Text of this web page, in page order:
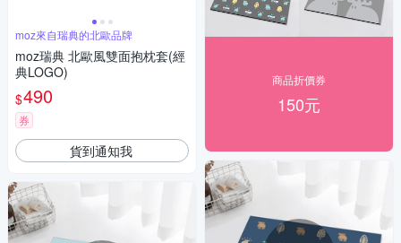
moz來自瑞典的北歐品牌
moz瑞典 北歐風雙面抱枕套(經
典LOGO)
$490
券
貨到通知我
商品折價券
150元